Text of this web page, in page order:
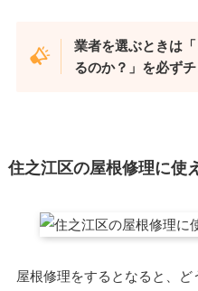
業者を選ぶときは
るのか？」を必ず
住之江区の屋根修理に使
屋根修理をするとなると、ど